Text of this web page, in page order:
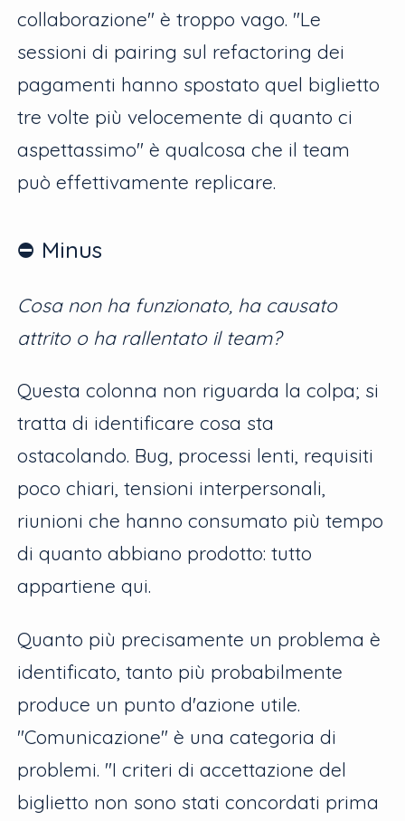
collaborazione" è troppo vago. "Le
sessioni di pairing sul refactoring dei
pagamenti hanno spostato quel biglietto
tre volte più velocemente di quanto ci
aspettassimo" è qualcosa che il team
può effettivamente replicare.
⛔️ Minus
Cosa non ha funzionato, ha causato
attrito o ha rallentato il team?
Questa colonna non riguarda la colpa; si
tratta di identificare cosa sta
ostacolando. Bug, processi lenti, requisiti
poco chiari, tensioni interpersonali,
riunioni che hanno consumato più tempo
di quanto abbiano prodotto: tutto
appartiene qui.
Quanto più precisamente un problema è
identificato, tanto più probabilmente
produce un punto d'azione utile.
"Comunicazione" è una categoria di
problemi. "I criteri di accettazione del
biglietto non sono stati concordati prima